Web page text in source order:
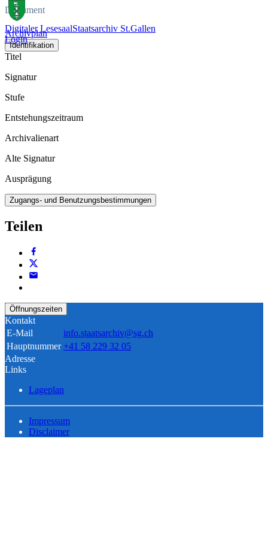
Digitaler LesesaalStaatsarchiv St.Gallen
Login
Dokument
Archivplan
Identifikation
Titel
Signatur
Stufe
Entstehungszeitraum
Archivalienart
Alte Signatur
Ausprägung
Zugangs- und Benutzungsbestimmungen
Teilen
Öffnungszeiten
Kontakt
E-Mail
info.staatsarchiv@sg.ch
Hauptnummer +41 58 229 32 05
Adresse
Links
Lageplan
Impressum
Disclaimer